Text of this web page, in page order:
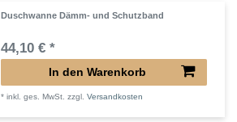
Duschwanne Dämm- und Schutzband
44,10 € *
In den Warenkorb
*inkl. ges. MwSt. zzgl.Versandkosten